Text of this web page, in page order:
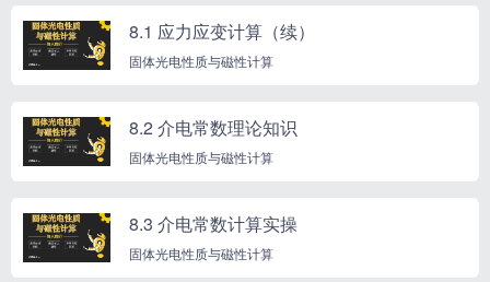
8.1 应力应变计算（续）
固体光电性质与磁性计算
8.2 介电常数理论知识
固体光电性质与磁性计算
8.3 介电常数计算实操
固体光电性质与磁性计算